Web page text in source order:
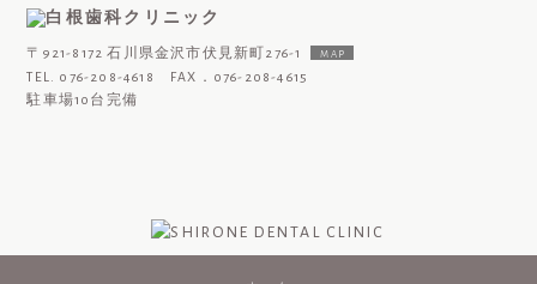
〒921-8172 石川県金沢市伏見新町276-1 MAP
TEL. 076-208-4618 FAX．076-208-4615
駐車場10台完備